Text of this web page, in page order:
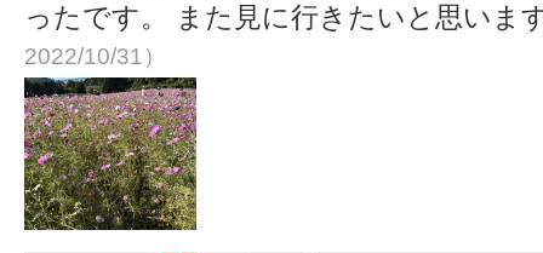
ったです。 また見に行きたいと思いま
2022/10/31）